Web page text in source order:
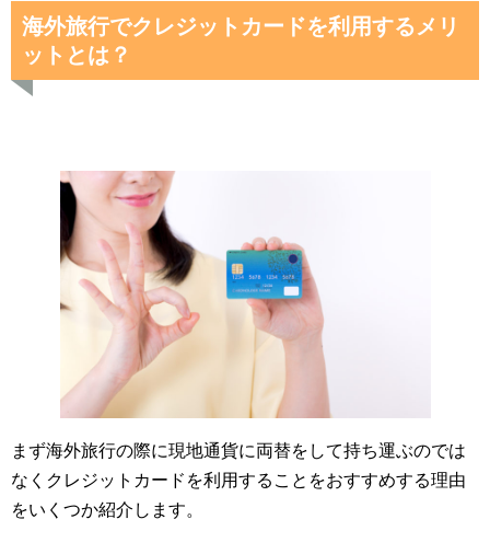
海外旅行でクレジットカードを利用するメリ
ットとは？
まず海外旅行の際に現地通貨に両替をして持ち運ぶのでは
なくクレジットカードを利用することをおすすめする理由
をいくつか紹介します。